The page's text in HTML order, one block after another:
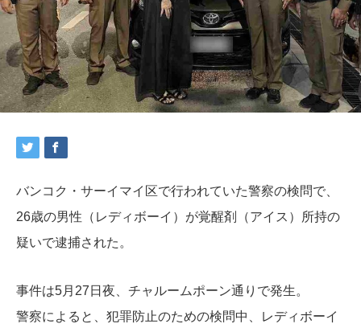
バンコク・サーイマイ区で行われていた警察の検問で、
26歳の男性（レディボーイ）が覚醒剤（アイス）所持の
疑いで逮捕された。
事件は5月27日夜、チャルームポーン通りで発生。
警察によると、犯罪防止のための検問中、レディボーイ